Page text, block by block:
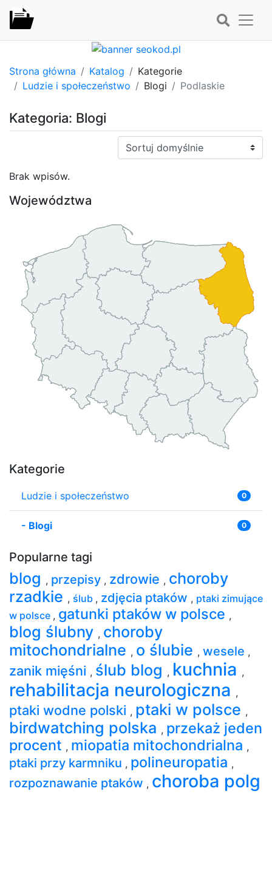
Strona główna Katalog
Kategorie
Ludzie i społeczeństwo
Blogi Podlaskie
Kategoria: Blogi
Sortuj:
Brak wpisów.
Województwa
Kategorie
Ludzie i społeczeństwo 0
- Blogi 0
Popularne tagi
blog , przepisy , zdrowie , choroby
rzadkie , ślub , zdjęcia ptaków , ptaki zimujące
w polsce , gatunki ptaków w polsce ,
blog ślubny , choroby
mitochondrialne , o ślubie , wesele ,
zanik mięśni , ślub blog , kuchnia ,
rehabilitacja neurologiczna ,
ptaki wodne polski , ptaki w polsce ,
birdwatching polska , przekaż jeden
procent , miopatia mitochondrialna ,
ptaki przy karmniku , polineuropatia ,
rozpoznawanie ptaków , choroba polg